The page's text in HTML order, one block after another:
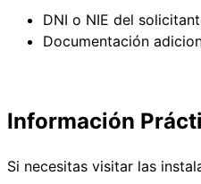
DNI o NIE del
Documentación
Información
Si necesitas visitar las